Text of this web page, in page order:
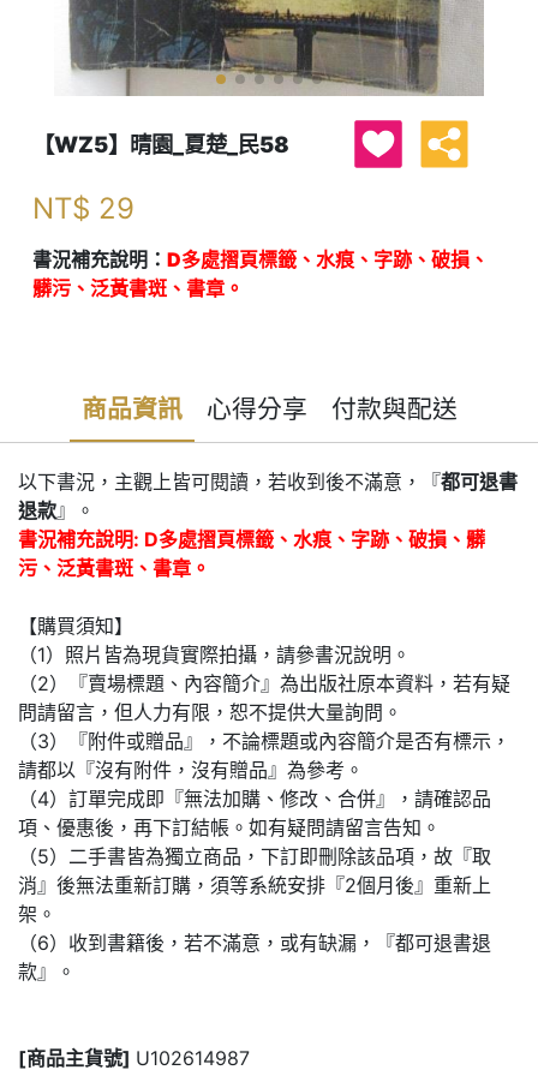
【WZ5】晴園_夏楚_民58
NT$ 29
書況補充說明： D多處摺頁標籤、水痕、字跡、破損、
髒污、泛黃書斑、書章。
商品資訊 心得分享 付款與配送
以下書況，主觀上皆可閱讀，若收到後不滿意，『都可退書
退款』。
書況補充說明: D多處摺頁標籤、水痕、字跡、破損、髒
污、泛黃書斑、書章。
【購買須知】
（1）照片皆為現貨實際拍攝，請參書況說明。
（2）『賣場標題、內容簡介』為出版社原本資料，若有疑
問請留言，但人力有限，恕不提供大量詢問。
（3）『附件或贈品』，不論標題或內容簡介是否有標示，
請都以『沒有附件，沒有贈品』為參考。
（4）訂單完成即『無法加購、修改、合併』，請確認品
項、優惠後，再下訂結帳。如有疑問請留言告知。
（5）二手書皆為獨立商品，下訂即刪除該品項，故『取
消』後無法重新訂購，須等系統安排『2個月後』重新上
架。
（6）收到書籍後，若不滿意，或有缺漏，『都可退書退
款』。
[商品主貨號] U102614987